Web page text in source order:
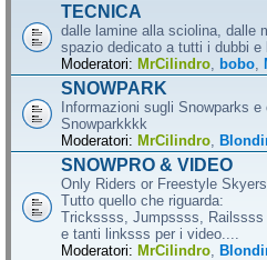
TECNICA
dalle lamine alla sciolina, dalle
spazio dedicato a tutti i dubbi e
Moderatori: MrCilindro bobo
SNOWPARK
Informazioni sugli Snowparks
Snowparkkkk
Moderatori: MrCilindro
SNOWPRO & VIDEO
Only Riders or Freestyle
Tutto quello che riguarda:
Trickssss, Jumpssss, Railssss
e tanti linksss per i video....
Moderatori: MrCilindro